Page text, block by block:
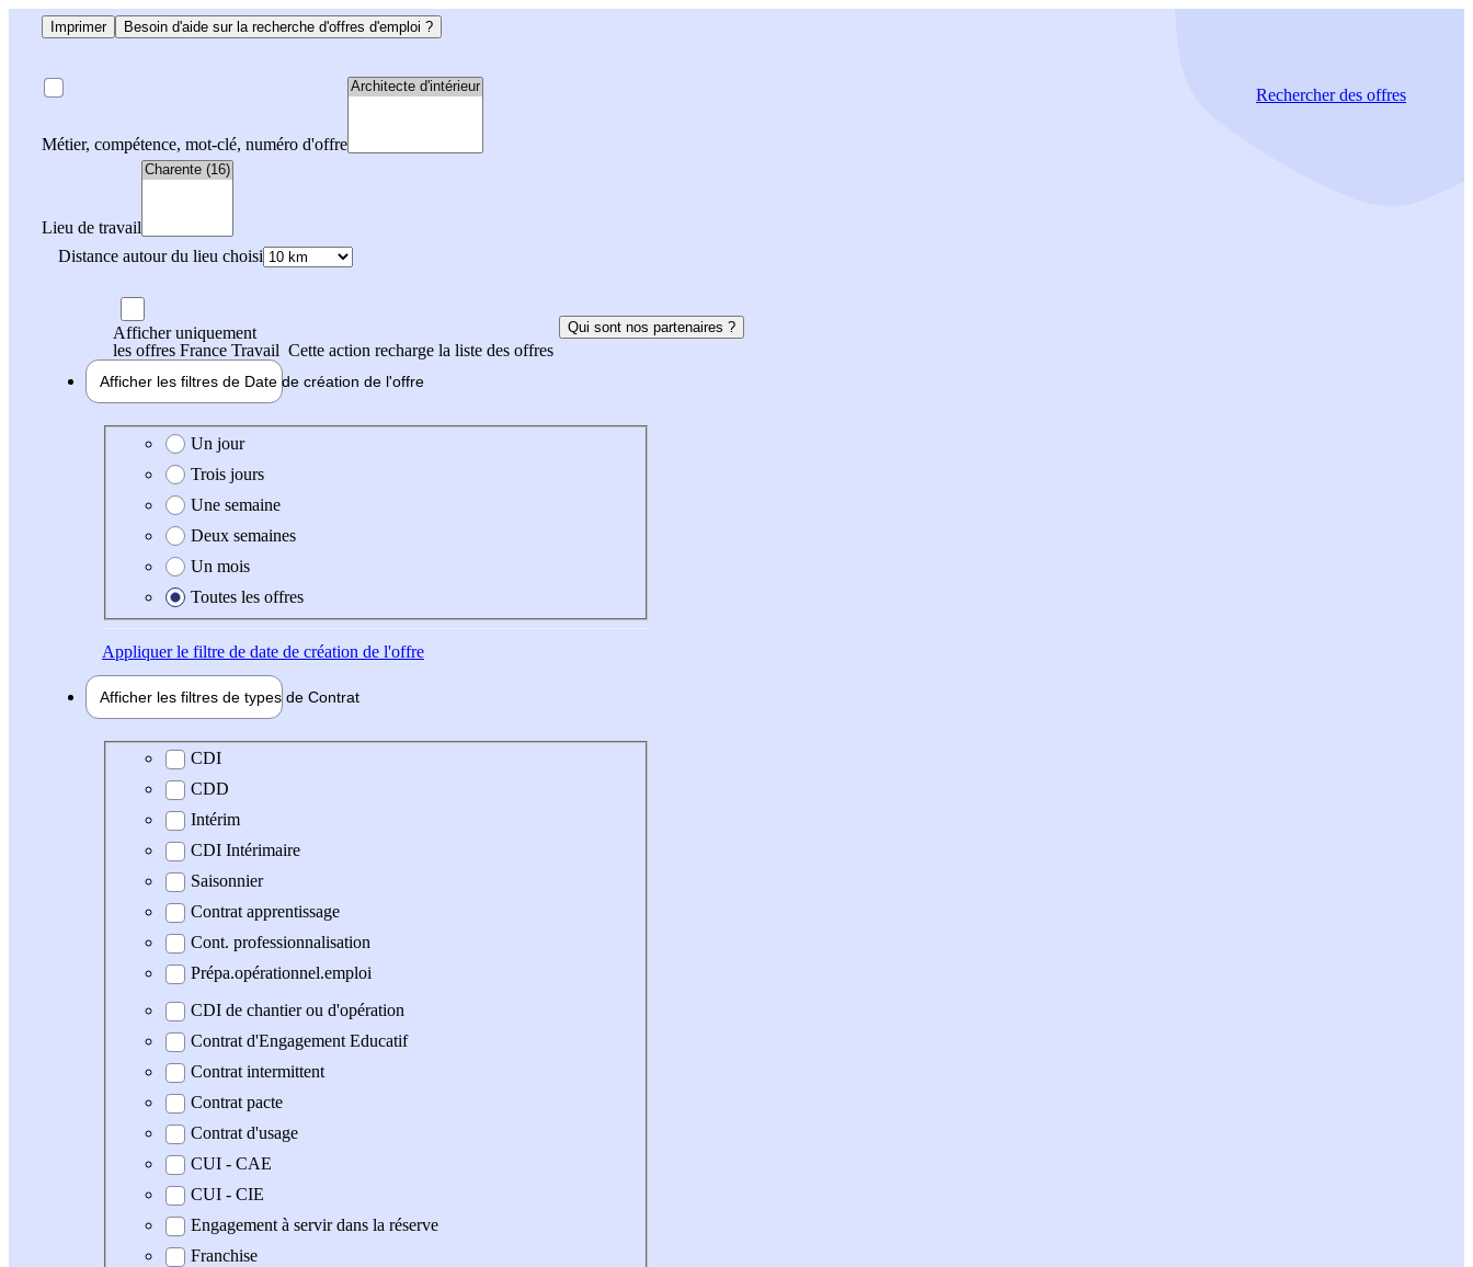
Imprimer Besoin d'aide sur la recherche d'offres d'emploi ?
Métier, compétence, mot-clé, numéro d'offre
Lieu de travail
Distance autour du lieu choisi
Rechercherdes offres
Afficher uniquement
les offres France Travail Cette action recharge la liste des offres
Qui sont nos partenaires ?
Afficher les filtres de Date de création de l'offre
Date de création de l'offre
Un jour
Trois jours
Une semaine
Deux semaines
Un mois
Toutes les offres
Appliquerle filtre de date de création de l'offre
Afficher les filtres de types de Contrat
Type de contrat
CDI
CDD
Intérim
CDI Intérimaire
Saisonnier
Contrat apprentissage
Cont. professionnalisation
Prépa.opérationnel.emploi
CDI de chantier ou d'opération
Contrat d'Engagement Educatif
Contrat intermittent
Contrat pacte
Contrat d'usage
CUI - CAE
CUI - CIE
Engagement à servir dans la réserve
Franchise